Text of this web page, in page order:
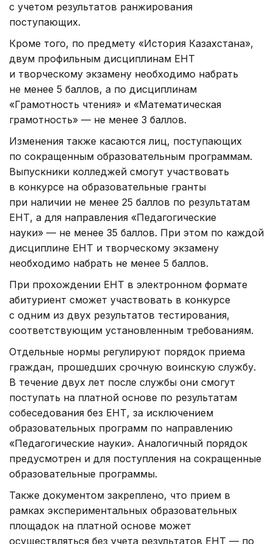
с учетом результатов ранжирования
поступающих.
Кроме того, по предмету «История Казахстана»,
двум профильным дисциплинам ЕНТ
и творческому экзамену необходимо набрать
не менее 5 баллов, а по дисциплинам
«Грамотность чтения» и «Математическая
грамотность» — не менее 3 баллов.
Изменения также касаются лиц, поступающих
по сокращенным образовательным программам.
Выпускники колледжей смогут участвовать
в конкурсе на образовательные гранты
при наличии не менее 25 баллов по результатам
ЕНТ, а для направления «Педагогические
науки» — не менее 35 баллов. При этом по каждой
дисциплине ЕНТ и творческому экзамену
необходимо набрать не менее 5 баллов.
При прохождении ЕНТ в электронном формате
абитуриент сможет участвовать в конкурсе
с одним из двух результатов тестирования,
соответствующим установленным требованиям.
Отдельные нормы регулируют порядок приема
граждан, прошедших срочную воинскую службу.
В течение двух лет после службы они смогут
поступать на платной основе по результатам
собеседования без ЕНТ, за исключением
образовательных программ по направлению
«Педагогические науки». Аналогичный порядок
предусмотрен и для поступления на сокращенные
образовательные программы.
Также документом закреплено, что прием в
рамках экспериментальных образовательных
площадок на платной основе может
осуществляться без учета результатов ЕНТ — по